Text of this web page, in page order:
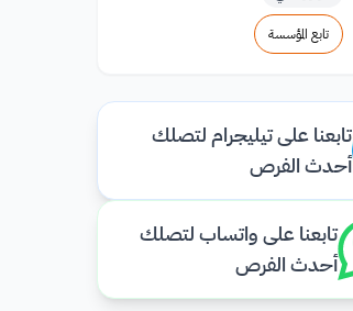
تابع المؤسسة
تابعنا على تيليجرام لتصلك
أحدث الفرص
تابعنا على واتساب لتصلك
أحدث الفرص